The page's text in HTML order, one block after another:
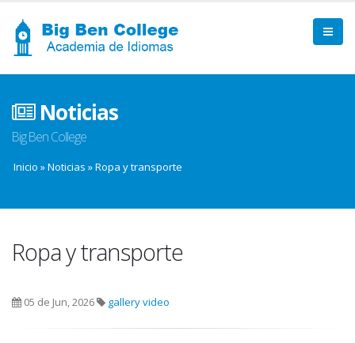
Noticias
Big Ben College
Inicio »Noticias »Ropa y transporte
Ropa y transporte
05 de Jun, 2026 galleryvideo